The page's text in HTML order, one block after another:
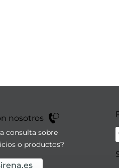
nosotros
consulta sobre
o productos?